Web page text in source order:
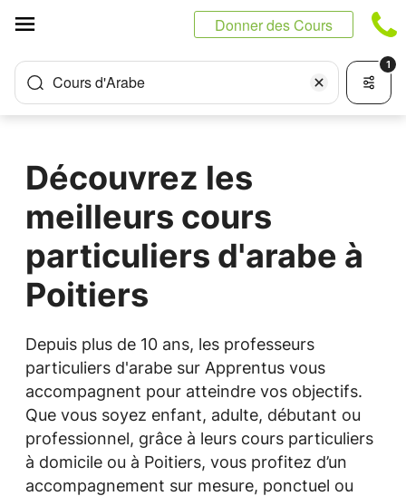
Donner des Cours
Cours d'Arabe
1
Découvrez les
meilleurs cours
particuliers d'arabe à
Poitiers
Depuis plus de 10 ans, les professeurs
particuliers d'arabe sur Apprentus vous
accompagnent pour atteindre vos objectifs.
Que vous soyez enfant, adulte, débutant ou
professionnel, grâce à leurs cours particuliers
à domicile ou à Poitiers, vous profitez d’un
accompagnement sur mesure, ponctuel ou